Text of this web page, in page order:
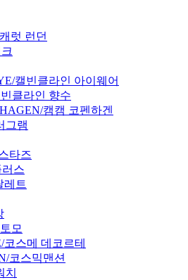
럿 런던
캘빈클라인 아이웨어
클라인 향수
캠캠 코펜하겐
그램
타즈
스
레트
모
코스메 데코르테
코스믹맨션
치